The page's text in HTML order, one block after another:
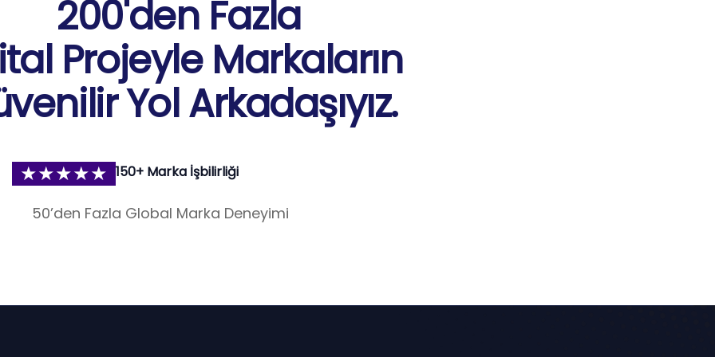
200'den Fazla
Projeyle Markaların
Yol Arkadaşıyız.
★★★★★ 150+ Marka İşbilirliği
50’den Fazla Global Marka Deneyimi